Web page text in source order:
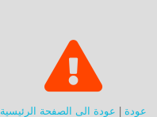
عودة | عودة الى الصفحة الرئيسية